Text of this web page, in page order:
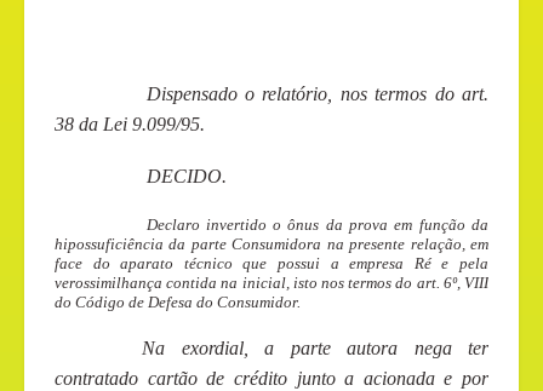
Dispensado o relatório, nos termos do art.
38 da Lei 9.099/95.
DECIDO.
Declaro invertido o ônus da prova em função da
hipossuficiência da parte Consumidora na presente relação, em
face do aparato técnico que possui a empresa Ré e pela
verossimilhança contida na inicial, isto nos termos do art. 6º, VIII
do Código de Defesa do Consumidor.
Na exordial, a parte autora nega ter
contratado cartão de crédito junto a acionada e por